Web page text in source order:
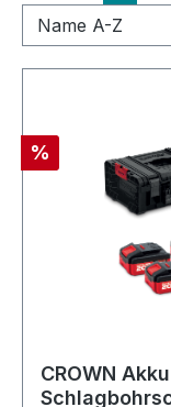
Rabatt
%
CROWN